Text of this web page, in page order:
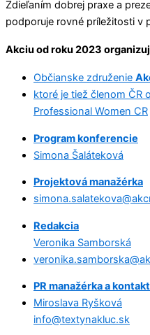
Zdieľaním dobrej praxe a
podporuje rovné príležitosti v
Akciu od roku 2023
Občianske združenie
ktoré je tiež členom ČR
Professional Women CR
Program konferencie
Simona Šaláteková
Projektová manažérka
Redakcia
Veronika Samborská
PR manažérka a
Miroslava Ryšková
info@textynakluc.sk